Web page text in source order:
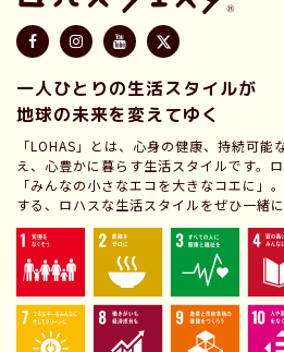
一人ひとりの生活スタイルが
地球の未来を変えてゆく
「LOHAS」とは、心身の健康、持続可
え、心豊かに暮らす生活スタイルです。
「みんなの小さなエコを大きなコエに」
する、ロハスな生活スタイルをぜひ一緒